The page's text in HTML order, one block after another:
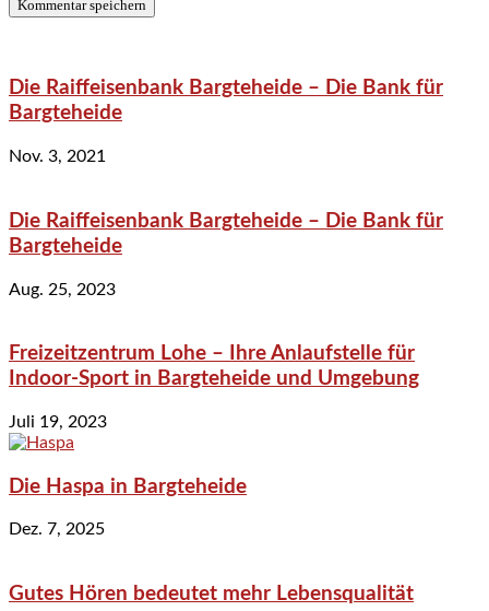
Die Raiffeisenbank Bargteheide – Die Bank für
Bargteheide
Nov. 3, 2021
Die Raiffeisenbank Bargteheide – Die Bank für
Bargteheide
Aug. 25, 2023
Freizeitzentrum Lohe – Ihre Anlaufstelle für
Indoor-Sport in Bargteheide und Umgebung
Juli 19, 2023
Die Haspa in Bargteheide
Dez. 7, 2025
Gutes Hören bedeutet mehr Lebensqualität